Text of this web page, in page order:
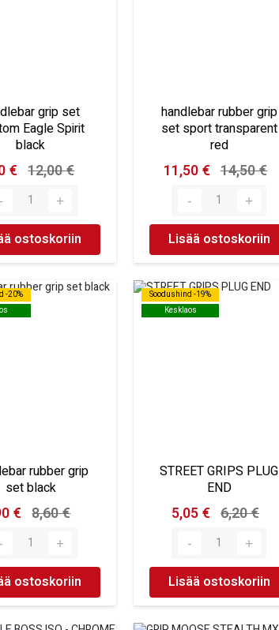
grip set
Eagle Spirit
black
€ 12,00 €
ostoskoriin
handlebar rubber grip
set sport transparent
red
11,50 € 14,50 €
Lisää ostoskoriin
-20%
-20%
rubber grip
set black
€ 8,60 €
ostoskoriin
Soodushind -19%
Kesklaos
Soodushind -19%
Kesklaos
STREET GRIPS PLUG
END
5,05 € 6,20 €
Lisää ostoskoriin